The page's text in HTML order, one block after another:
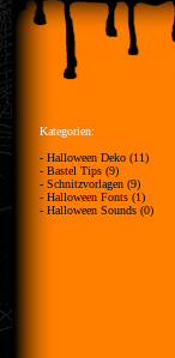
Kategorien:
- Halloween Deko (11)
- Bastel Tips (9)
- Schnitzvorlagen (9)
- Halloween Fonts (1)
- Halloween Sounds (0)